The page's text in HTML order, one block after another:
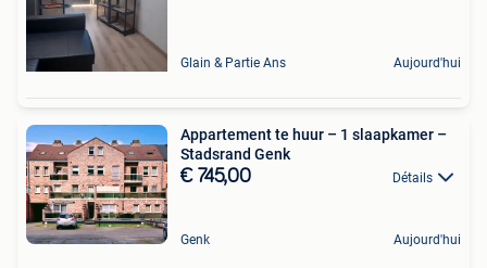
Glain & Partie Ans Aujourd'hui
Appartement te huur – 1 slaapkamer –
Stadsrand Genk
€ 745,00 Détails
Genk Aujourd'hui